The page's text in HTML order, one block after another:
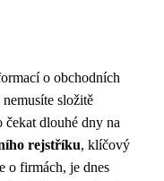
o obchodních
složitě
čekat dlouhé dny na
rejstříku, klíčový
o firmách, je dnes